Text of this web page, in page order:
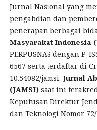
Jurnal Nasional yang
pengabdian dan
penerapan berbagai
Masyarakat Indonesia
PERPUSNAS dengan P-
6567 serta terdaftar di
10.54082/jamsi. Jurnal
(JAMSI) saat ini
Keputusan Direktur
dan Teknologi Nomor 72/